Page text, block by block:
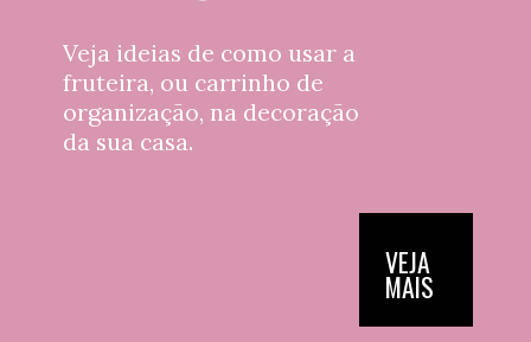
VEJA
MAIS
Veja ideias de como usar a
fruteira, ou carrinho de
organização, na decoração
da sua casa.